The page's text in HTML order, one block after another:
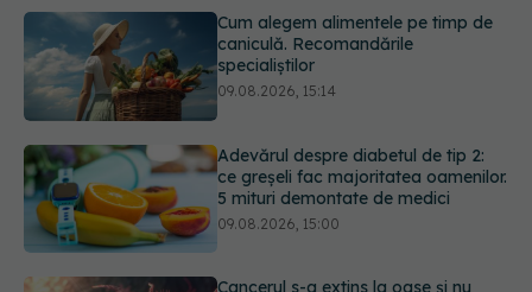
Adevărul despre diabetul de tip 2:
ce greșeli fac majoritatea oamenilor.
5 mituri demontate de medici
Cancerul s-a extins la oase și nu
numai. Starea lui Joe Biden s-a
gravă este boala